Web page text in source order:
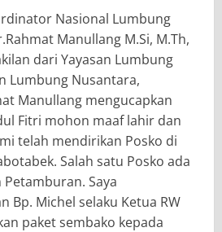
Nasional Lumbung
Manullang M.Si, M.Th,
dari Yayasan Lumbung
Lumbung Nusantara,
Manullang mengucapkan
Fitri mohon maaf lahir dan
telah mendirikan Posko di
Salah satu Posko ada
Petamburan. Saya
Bp. Michel selaku Ketua RW
paket sembako kepada